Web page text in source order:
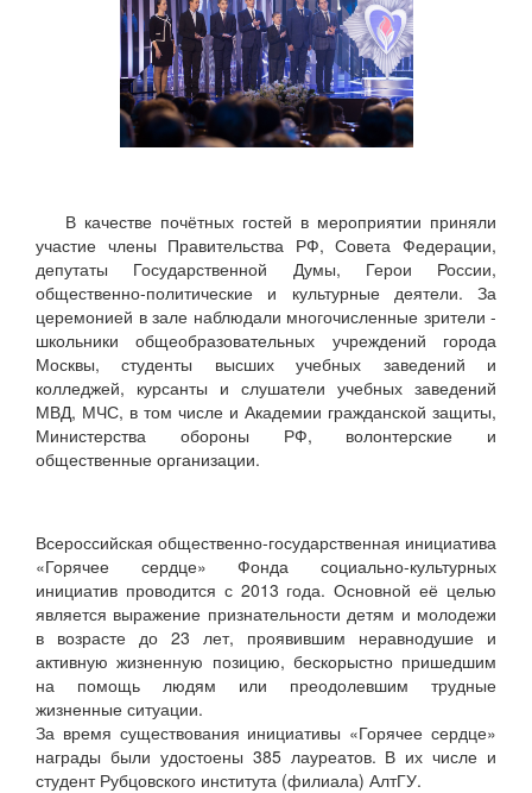
В качестве почётных гостей в мероприятии приняли
участие члены Правительства РФ, Совета Федерации,
депутаты Государственной Думы, Герои России,
общественно-политические и культурные деятели. За
церемонией в зале наблюдали многочисленные зрители -
школьники общеобразовательных учреждений города
Москвы, студенты высших учебных заведений и
колледжей, курсанты и слушатели учебных заведений
МВД, МЧС, в том числе и Академии гражданской защиты,
Министерства обороны РФ, волонтерские и
общественные организации.
Всероссийская общественно-государственная инициатива
«Горячее сердце» Фонда социально-культурных
инициатив проводится с 2013 года. Основной её целью
является выражение признательности детям и молодежи
в возрасте до 23 лет, проявившим неравнодушие и
активную жизненную позицию, бескорыстно пришедшим
на помощь людям или преодолевшим трудные
жизненные ситуации.
За время существования инициативы «Горячее сердце»
награды были удостоены 385 лауреатов. В их числе и
студент Рубцовского института (филиала) АлтГУ.